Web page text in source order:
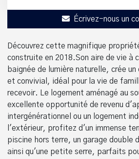
Écrivez-nous un
Découvrez cette magnifique
construite en 2018.Son aire de vie à
baignée de lumière naturelle, crée un
et convivial, idéal pour la vie de
recevoir. Le logement aménagé au
excellente opportunité de revenu
intergénérationnel ou un logement
l'extérieur, profitez d'un immense
piscine hors terre, un garage double
ainsi qu'une petite serre, parfaits